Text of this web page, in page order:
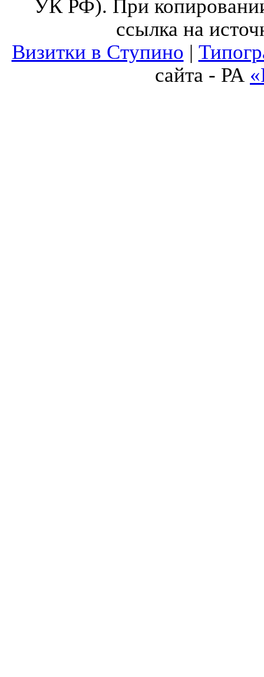
УК РФ). При
ссылка на
Визитки в Ступино |
сайта - РА